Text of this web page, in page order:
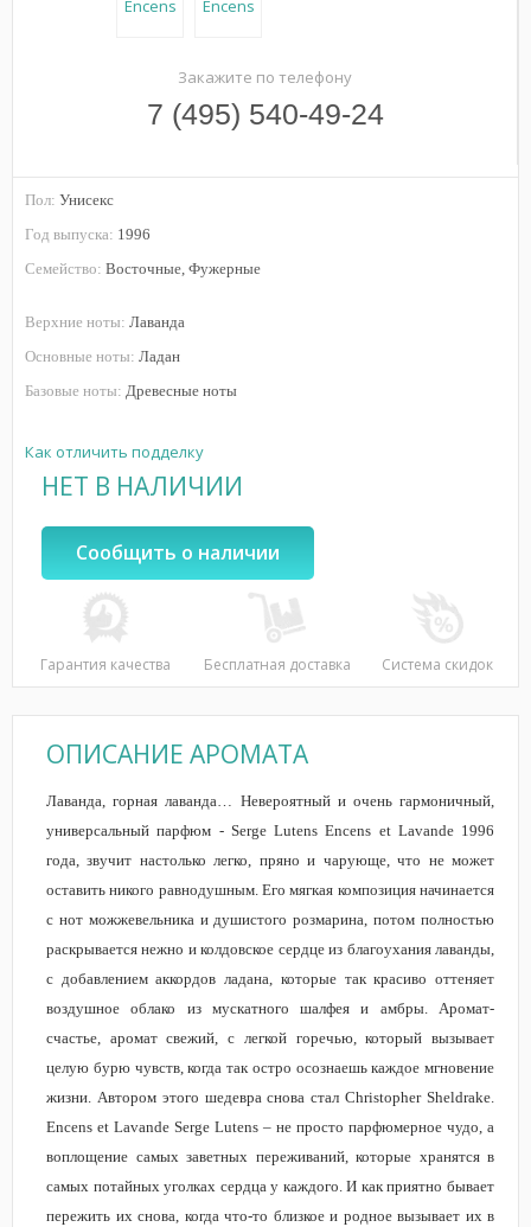
Закажите по телефону
7 (495) 540-49-24
Как отличить подделку
Пол: Унисекс
Год выпуска: 1996
Семейство: Восточные, Фужерные
Верхние ноты: Лаванда
Основные ноты: Ладан
Базовые ноты: Древесные ноты
НЕТ В НАЛИЧИИ
Сообщить о наличии
Гарантия качества Бесплатная доставка Система скидок
ОПИСАНИЕ АРОМАТА
Лаванда, горная лаванда… Невероятный и очень гармоничный,
универсальный парфюм - Serge Lutens Encens et Lavande 1996
года, звучит настолько легко, пряно и чарующе, что не может
оставить никого равнодушным. Его мягкая композиция начинается
с нот можжевельника и душистого розмарина, потом полностью
раскрывается нежно и колдовское сердце из благоухания лаванды,
с добавлением аккордов ладана, которые так красиво оттеняет
воздушное облако из мускатного шалфея и амбры. Аромат-
счастье, аромат свежий, с легкой горечью, который вызывает
целую бурю чувств, когда так остро осознаешь каждое мгновение
жизни. Автором этого шедевра снова стал Christopher Sheldrake.
Encens et Lavande Serge Lutens – не просто парфюмерное чудо, а
воплощение самых заветных переживаний, которые хранятся в
самых потайных уголках сердца у каждого. И как приятно бывает
пережить их снова, когда что-то близкое и родное вызывает их в